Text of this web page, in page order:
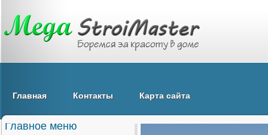
Главная Контакты Карта сайта
Главное меню